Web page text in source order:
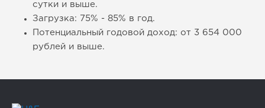
сутки и выше.
Загрузка: 75% - 85% в год.
Потенциальный годовой доход: от 3 654 000
рублей и выше.